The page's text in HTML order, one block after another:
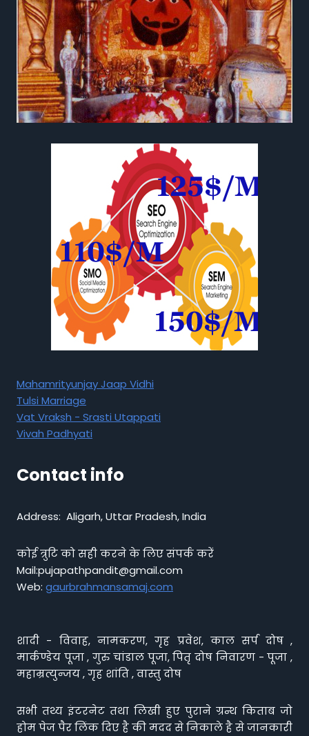
Mahamrityunjay Jaap Vidhi
Tulsi Marriage
Vat Vraksh - Srasti Utappati
Vivah Padhyati
Contact info
Address: Aligarh, Uttar Pradesh, India
कोई त्रुटि को सही करने के लिए संपर्क करें
Mail:pujapathpandit@gmail.com
Web: gaurbrahmansamaj.com
शादी - विवाह, नामकरण, गृह प्रवेश, काल सर्प दोष ,
मार्कण्डेय पूजा , गुरु चांडाल पूजा, पितृ दोष निवारण - पूजा ,
महाम्रत्युन्जय , गृह शांति , वास्तु दोष
सभी तथ्य इंटरनेट तथा लिखी हुए पुराने ग्रन्थ किताब जो
होम पेज पैर लिंक दिए है की मदद से निकाले है से जानकारी